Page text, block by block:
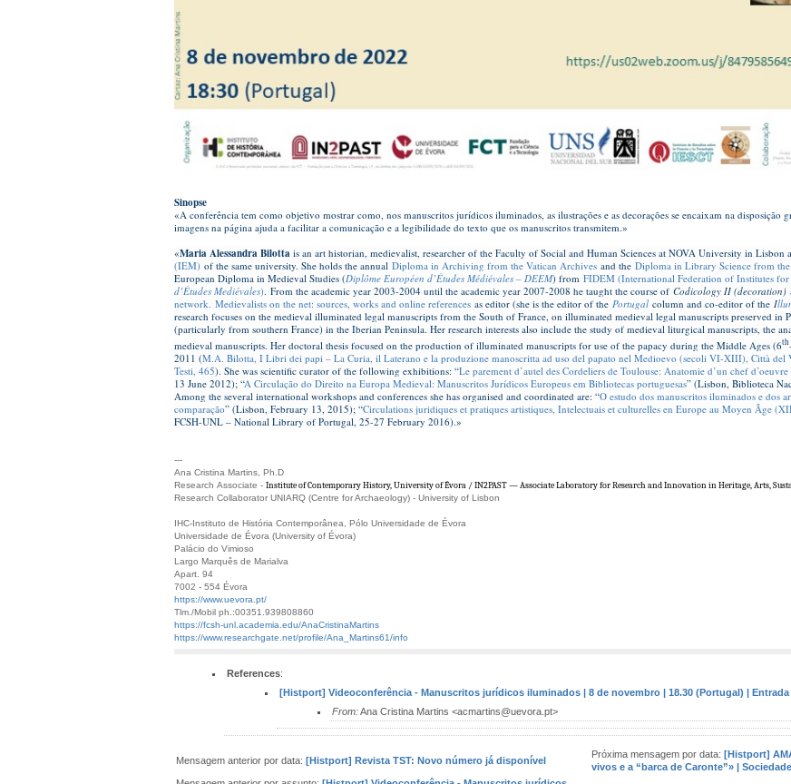
Sinopse
«A conferência tem como objetivo mostrar como, nos manuscritos jurídicos iluminados, as ilustrações e as decorações se encaixam na disposição
imagens na página ajuda a facilitar a comunicação e a legibilidade do texto que os manuscritos transmitem.»
«Maria Alessandra Bilotta is an art historian, medievalist, researcher of the Faculty of Social and Human Sciences at NOVA University in Lisbon
(IEM) of the same university. She holds the annual Diploma in Archiving from the Vatican Archives and the Diploma in Library Science from
European Diploma in Medieval Studies (Diplôme Européen d’Études Médiévales – DEEM) from FIDEM (International Federation of Institutes
d’Études Mediévales). From the academic year 2003-2004 until the academic year 2007-2008 he taught the course of Codicology II (decoration)
network. Medievalists on the net: sources, works and online references as editor (she is the editor of the Portugal column and co-editor of the I
research focuses on the medieval illuminated legal manuscripts from the South of France, on illuminated medieval legal manuscripts preserved
(particularly from southern France) in the Iberian Peninsula. Her research interests also include the study of medieval liturgical manuscripts, the
medieval manuscripts. Her doctoral thesis focused on the production of illuminated manuscripts for use of the papacy during the Middle Ages (6th
2011 (M.A. Bilotta, I Libri dei papi – La Curia, il Laterano e la produzione manoscritta ad uso del papato nel Medioevo (secoli VI-XIII), Città del
Testi, 465). She was scientific curator of the following exhibitions: “Le parement d’autel des Cordeliers de Toulouse: Anatomie d’un chef
13 June 2012); “A Circulação do Direito na Europa Medieval: Manuscritos Jurídicos Europeus em Bibliotecas portuguesas” (Lisbon, Biblioteca
Among the several international workshops and conferences she has organised and coordinated are: “O estudo dos manuscritos iluminados e dos
comparação” (Lisbon, February 13, 2015); “Circulations juridiques et pratiques artistiques, Intelectuais et culturelles en Europe au Moyen Âge
FCSH-UNL – National Library of Portugal, 25-27 February 2016).»
---
Ana Cristina Martins, Ph.D
Research Associate - Institute of Contemporary History, University of Évora / IN2PAST — Associate Laboratory for Research and Innovation in Heritage, Arts,
Research Collaborator UNIARQ (Centre for Archaeology) - University of Lisbon
IHC-Instituto de História Contemporânea, Pólo Universidade de Évora
Universidade de Évora (University of Évora)
Palácio do Vimioso
Largo Marquês de Marialva
Apart. 94
7002 - 554 Évora
https://www.uevora.pt/
Tlm./Mobil ph.:00351.939808860
https://fcsh-unl.academia.edu/AnaCristinaMartins
https://www.researchgate.net/profile/Ana_Martins61/info
References:
[Histport] Videoconferência - Manuscritos jurídicos iluminados | 8 de novembro | 18.30 (Portugal) | Entrada
From:Ana Cristina Martins <acmartins@uevora.pt>
Mensagem anterior por data: [Histport] Revista TST: Novo número já disponível
Próxima mensagem por data: [Histport]
vivos e a “barca de Caronte”» |